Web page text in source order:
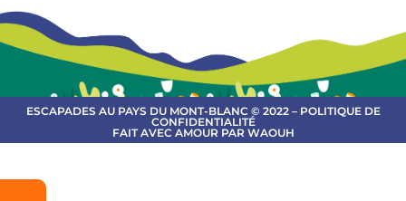
ESCAPADES AU PAYS DU MONT-BLANC © 2022 – POLITIQUE DE
CONFIDENTIALITÉ
FAIT AVEC AMOUR PAR WAOUH